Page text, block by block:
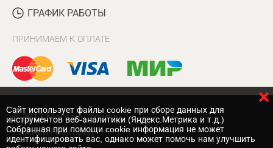
ГРАФИК РАБОТЫ
ПРИНИМАЕМ К ОПЛАТЕ
© 2017 Магазин Хозяин
Нижний Новгород
Cайт использует файлы cookie при сборе данных для
инструментов веб-аналитики (Яндекс.Метрика и т.д.)
Собранная при помощи cookie информация не может
идентифицировать вас, однако может помочь нам улучшить